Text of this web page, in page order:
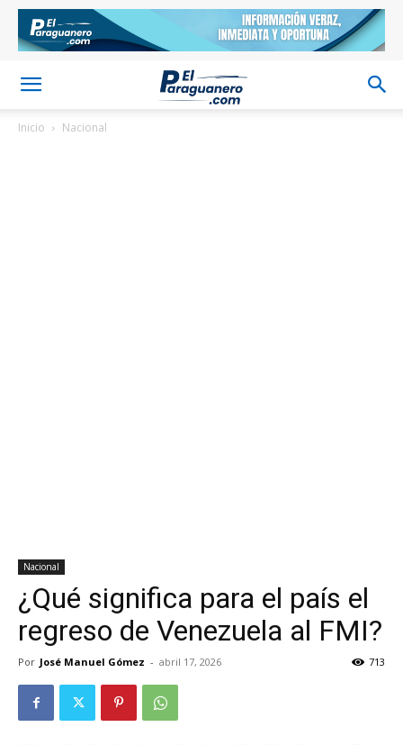
Inicio Nacional
Nacional
¿Qué significa para el país el
regreso de Venezuela al FMI?
Por José Manuel Gómez - abril 17, 2026 713